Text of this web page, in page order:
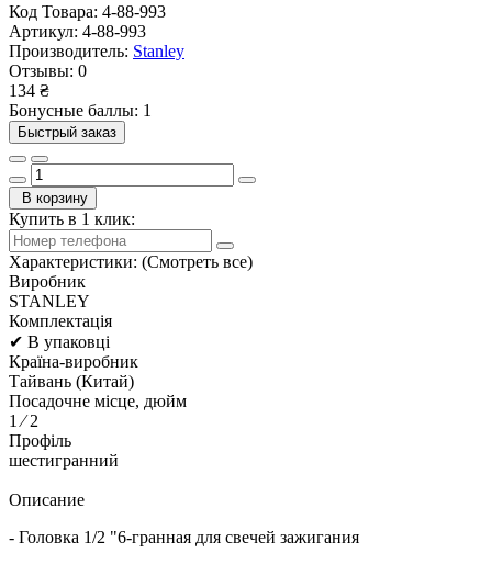
Код Товара: 4-88-993
Артикул: 4-88-993
Производитель: Stanley
Отзывы: 0
134 ₴
Бонусные баллы: 1
Быстрый заказ
В корзину
Купить в 1 клик:
Характеристики: (Смотреть все)
Виробник
STANLEY
Комплектація
✔ В упаковці
Країна-виробник
Тайвань (Китай)
Посадочне місце, дюйм
1 ⁄ 2
Профіль
шестигранний
Описание
- Головка 1/2 "6-гранная для свечей зажигания